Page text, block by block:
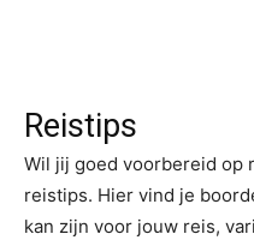
Reistips
Wil jij goed voorbereid op
reistips. Hier vind je
kan zijn voor jouw reis,